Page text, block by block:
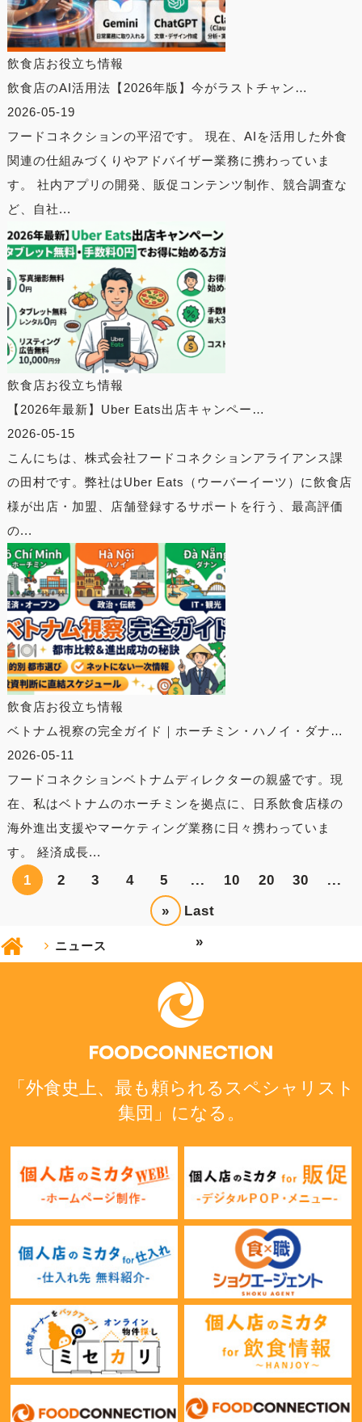
飲食店お役立ち情報
飲食店のAI活用法【2026年版】今がラストチャン…
2026-05-19
フードコネクションの平沼です。 現在、AIを活用した外食
関連の仕組みづくりやアドバイザー業務に携わっていま
す。 社内アプリの開発、販促コンテンツ制作、競合調査な
ど、自社...
飲食店お役立ち情報
【2026年最新】Uber Eats出店キャンペー…
2026-05-15
こんにちは、株式会社フードコネクションアライアンス課
の田村です。弊社はUber Eats（ウーバーイーツ）に飲食店
様が出店・加盟、店舗登録するサポートを行う、最高評価
の...
飲食店お役立ち情報
ベトナム視察の完全ガイド｜ホーチミン・ハノイ・ダナ…
2026-05-11
フードコネクションベトナムディレクターの親盛です。現
在、私はベトナムのホーチミンを拠点に、日系飲食店様の
海外進出支援やマーケティング業務に日々携わっていま
す。 経済成長...
1 2 3 4 5 ... 10 20 30 ...
» Last
»
ニュース
「外食史上、最も頼られるスペシャリスト
集団」になる。